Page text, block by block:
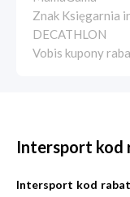
Znak Księgarnia
DECATHLON
Vobis kupony
Intersport kod
Intersport kod